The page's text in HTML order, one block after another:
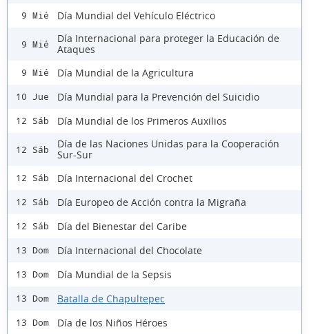
9 Mié Día Mundial del Vehículo Eléctrico
9 Mié
Día Internacional para proteger la Educación de
Ataques
9 Mié Día Mundial de la Agricultura
10 Jue Día Mundial para la Prevención del Suicidio
12 Sáb Día Mundial de los Primeros Auxilios
12 Sáb
Día de las Naciones Unidas para la Cooperación
Sur-Sur
12 Sáb Día Internacional del Crochet
12 Sáb Día Europeo de Acción contra la Migraña
12 Sáb Día del Bienestar del Caribe
13 Dom Día Internacional del Chocolate
13 Dom Día Mundial de la Sepsis
13 Dom Batalla de Chapultepec
13 Dom Día de los Niños Héroes